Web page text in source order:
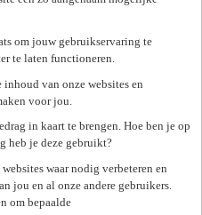
om jouw gebruikservaring te
te laten functioneren.
van onze websites en
voor jou.
in kaart te brengen. Hoe ben je op
heb je deze gebruikt?
waar nodig verbeteren en
jou en al onze andere gebruikers.
om bepaalde
opnieuw te proberen.